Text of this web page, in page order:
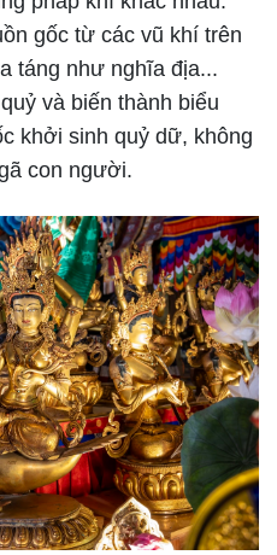
gốc từ các vũ khí trên
táng như nghĩa địa...
và biến thành biểu
khởi sinh quỷ dữ, không
con người.